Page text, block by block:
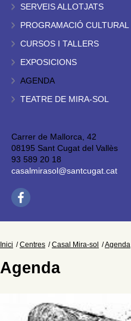
SERVEIS ALLOTJATS
PROGRAMACIÓ CULTURAL
CURSOS I TALLERS
EXPOSICIONS
AGENDA
TEATRE DE MIRA-SOL
Carrer de Mallorca, 42
08195 Sant Cugat del Vallès
93 589 20 18
casalmirasol@santcugat.cat
Inici Centres Casal Mira-sol Agenda
Agenda